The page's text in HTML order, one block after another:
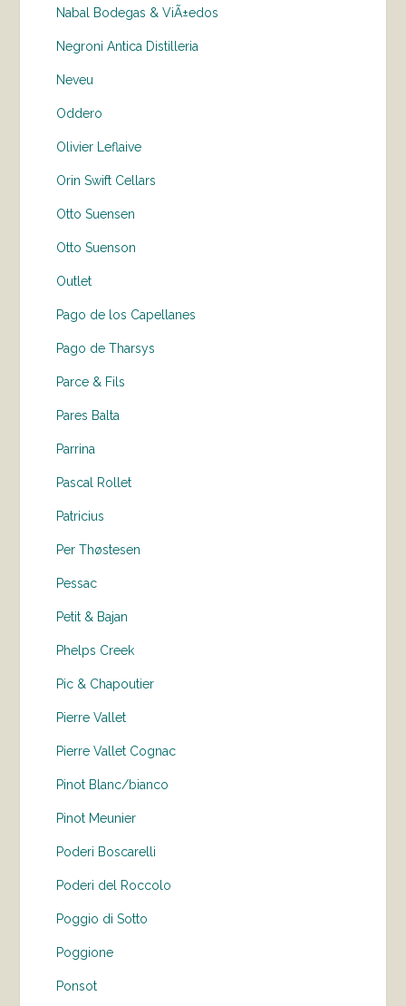
Nabal Bodegas & ViÃ±edos
Negroni Antica Distilleria
Neveu
Oddero
Olivier Leflaive
Orin Swift Cellars
Otto Suensen
Otto Suenson
Outlet
Pago de los Capellanes
Pago de Tharsys
Parce & Fils
Pares Balta
Parrina
Pascal Rollet
Patricius
Per Thøstesen
Pessac
Petit & Bajan
Phelps Creek
Pic & Chapoutier
Pierre Vallet
Pierre Vallet Cognac
Pinot Blanc/bianco
Pinot Meunier
Poderi Boscarelli
Poderi del Roccolo
Poggio di Sotto
Poggione
Ponsot